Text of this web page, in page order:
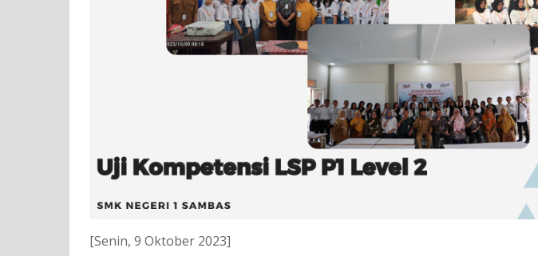
[Senin, 9 Oktober 2023]